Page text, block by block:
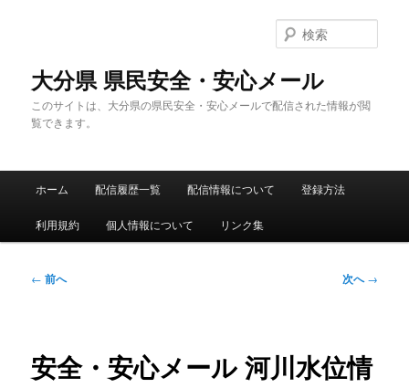
大分県 県民安全・安心メール
このサイトは、大分県の県民安全・安心メールで配信された情報が閲
覧できます。
索
メ
ホーム 配信履歴一覧 配信情報について 登録方法
利用規約 個人情報について リンク集
投
ゲ
ー
← 前へ 次へ→
安全・安心メール 河川水位情